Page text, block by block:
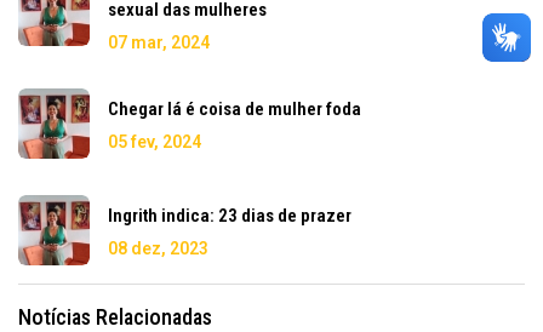
sexual das mulheres
07 mar, 2024
Chegar lá é coisa de mulher foda
05 fev, 2024
Ingrith indica: 23 dias de prazer
08 dez, 2023
Notícias Relacionadas